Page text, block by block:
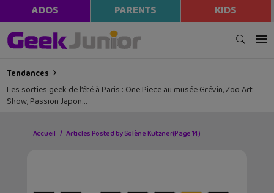
ADOS PARENTS KIDS
Tendances
Les sorties geek de l’été à Paris : One Piece au musée Grévin, Zoo Art
Show, Passion Japon…
Accueil Articles Posted by Solène Kutzner(Page 14)